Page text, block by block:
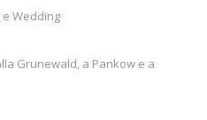
e Wedding
Grunewald, a Pankow e a